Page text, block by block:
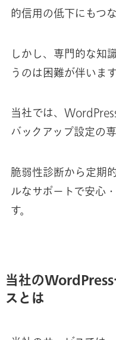
的信用の低下にもつな
しかし、専門的な知
うのは困難が伴います
当社では、
バックアップ設定の
脆弱性診断から定期
ルなサポートで安心
す。
当社のWordPress
スとは